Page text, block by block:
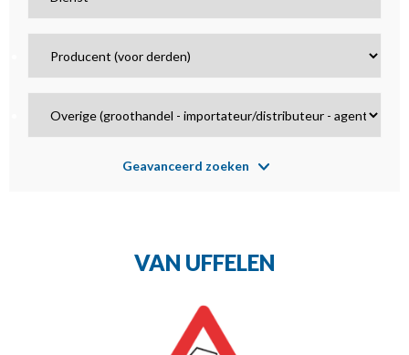
Geavanceerd zoeken
VAN UFFELEN